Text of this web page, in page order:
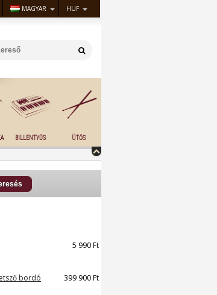
MAGYAR HUF
BILLENTYŰS ÜTŐS
5 990 Ft
bordó 399 900 Ft